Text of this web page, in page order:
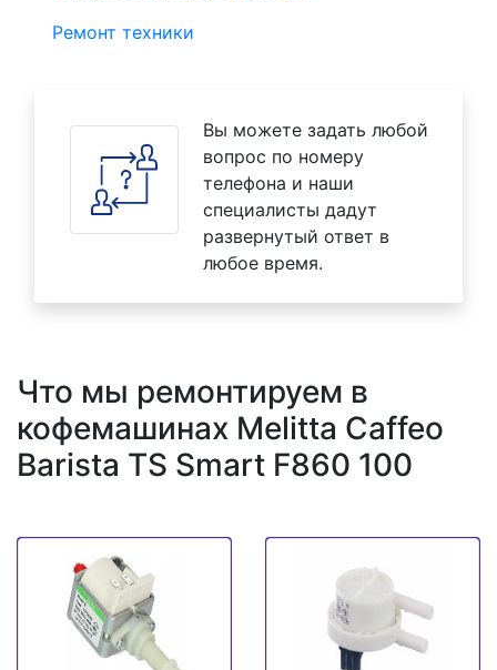
Ремонт техники
Вы можете задать любой
вопрос по номеру
телефона и наши
специалисты дадут
развернутый ответ в
любое время.
Что мы ремонтируем в
кофемашинах Melitta Caffeo
Barista TS Smart F860 100